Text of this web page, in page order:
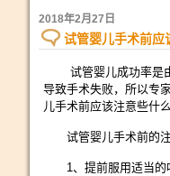
2018年2月27日
试管婴儿手术前应
试管婴儿成功率是由
导致手术失败，所以专
儿手术前应该注意些什
试管婴儿手术前的注
1、提前服用适当的